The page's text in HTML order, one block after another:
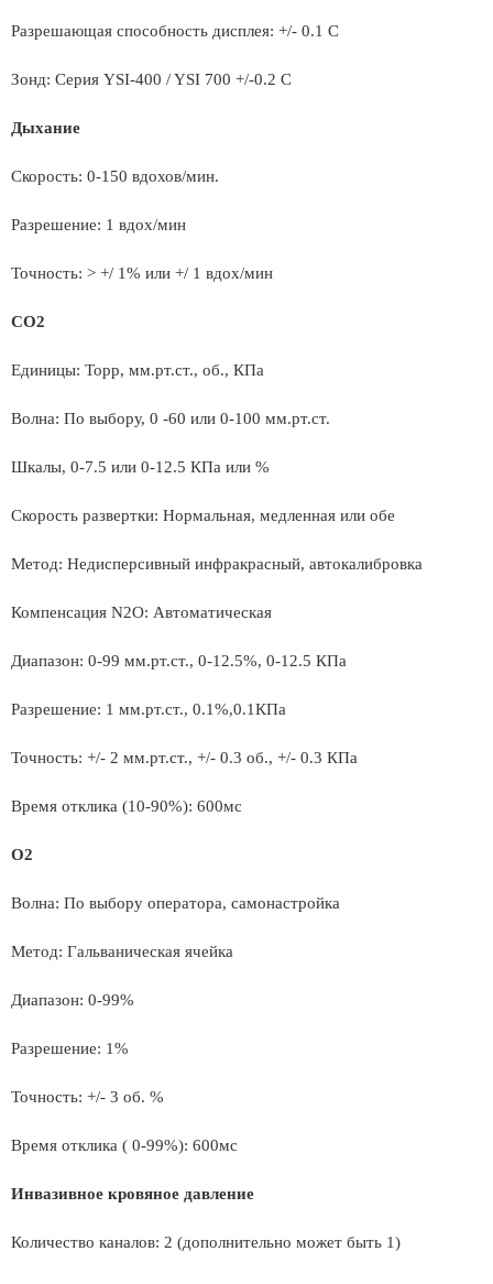
Разрешающая способность дисплея: +/- 0.1 C
Зонд: Серия YSI-400 / YSI 700 +/-0.2 C
Дыхание
Скорость: 0-150 вдохов/мин.
Разрешение: 1 вдох/мин
Точность: > +/ 1% или +/ 1 вдох/мин
CO2
Единицы: Торр, мм.рт.ст., об., КПа
Волна: По выбору, 0 -60 или 0-100 мм.рт.ст.
Шкалы, 0-7.5 или 0-12.5 КПа или %
Скорость развертки: Нормальная, медленная или обе
Метод: Недисперсивный инфракрасный, автокалибровка
Компенсация N2O: Автоматическая
Диапазон: 0-99 мм.рт.ст., 0-12.5%, 0-12.5 КПа
Разрешение: 1 мм.рт.ст., 0.1%,0.1КПа
Точность: +/- 2 мм.рт.ст., +/- 0.3 об., +/- 0.3 КПа
Время отклика (10-90%): 600мс
O2
Волна: По выбору оператора, самонастройка
Метод: Гальваническая ячейка
Диапазон: 0-99%
Разрешение: 1%
Точность: +/- 3 об. %
Время отклика ( 0-99%): 600мс
Инвазивное кровяное давление
Количество каналов: 2 (дополнительно может быть 1)